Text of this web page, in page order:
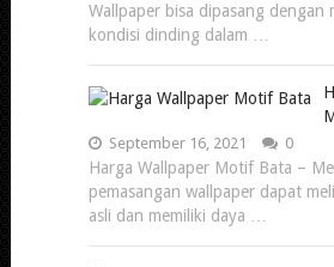
Wallpaper bisa dipasang dengan
kondisi dinding dalam …
September 16, 2021 0
Harga Wallpaper Motif Bata –
pemasangan wallpaper dapat
asli dan memiliki daya …